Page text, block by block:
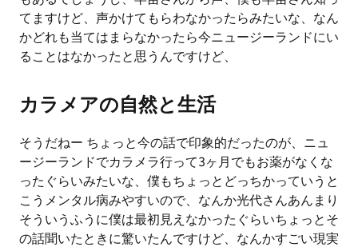
てますけど、声かけてもらわなかったらみたいな、なん
かどれも当てはまらなかったら今ニュージーランドにい
ることはなかったと思うんですけど、
カラメアの自然と生活
そうだねー ちょっと今の話で印象的だったのが、ニュ
ージーランドでカラメラ行って3ヶ月でもお薬がなくな
ったぐらいみたいな、僕もちょっとどっちかっていうと
こうメンタル病みやすいので、なんか光代さんあんまり
そういうふうに僕は最初見えなかったぐらいちょっとそ
の話聞いたときに驚いたんですけど、なんかすごい現実